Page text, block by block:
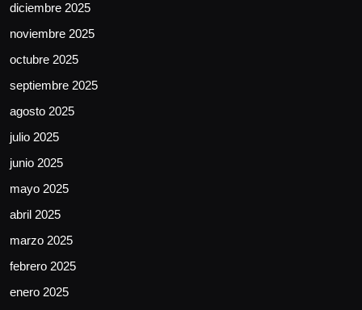
diciembre 2025
noviembre 2025
octubre 2025
septiembre 2025
agosto 2025
julio 2025
junio 2025
mayo 2025
abril 2025
marzo 2025
febrero 2025
enero 2025